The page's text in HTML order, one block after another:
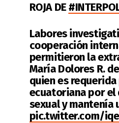
ROJA DE
Labores
cooperación
permitieron la
María Dolores R.
quien es
ecuatoriana por
sexual y mantenía
pic.twitter.com/